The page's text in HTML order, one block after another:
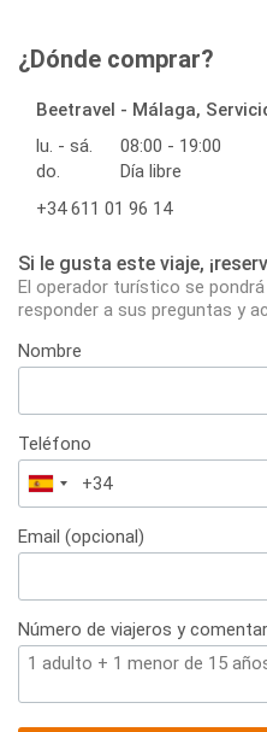
¿Dónde comprar?
Beetravel - Málaga,
lu. - sá.
08:00 - 19:00
do.
Día libre
+34 611 01 96 14
Si le gusta este viaje,
El operador turístico se
responder a sus preguntas y
Nombre
Teléfono
España
+34
Email (opcional)
Número de viajeros y